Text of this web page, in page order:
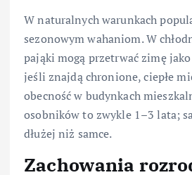
W naturalnych warunkach
sezonowym wahaniom. W
pająki mogą przetrwać zimę
jeśli znajdą chronione, ciepłe
obecność w budynkach
osobników to zwykle 1–3 lata;
dłużej niż samce.
Zachowania